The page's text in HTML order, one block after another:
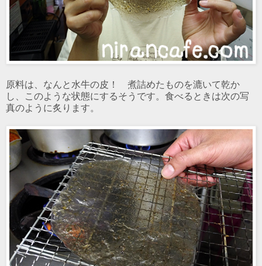
原料は、なんと水牛の皮！ 煮詰めたものを漉いて乾か
し、このような状態にするそうです。食べるときは次の写
真のように炙ります。